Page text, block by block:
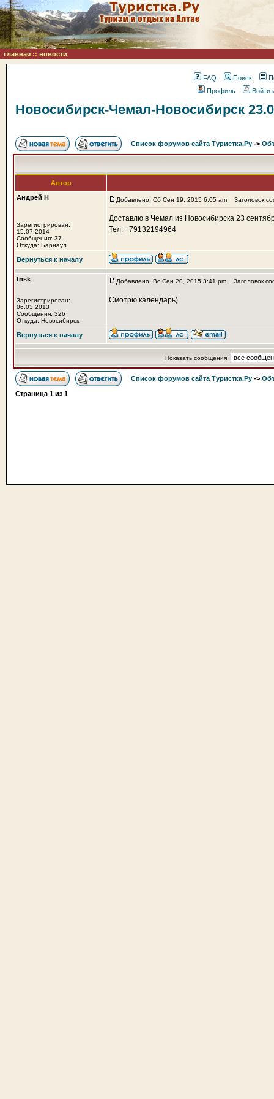
главная :: новости
FAQ Поиск
Профиль
Войти
Новосибирск-Чемал-Новосибирск
Список форумов сайта Туристка.Ру ->
Автор
Андрей Н
Зарегистрирован:
15.07.2014
Сообщения: 37
Откуда: Барнаул
Добавлено: Сб Сен 19, 2015 6:05 am Заголовок
Доставлю в Чемал из Новосибирска 23
Тел. +79132194964
Вернуться к началу
fnsk
Зарегистрирован:
06.03.2013
Сообщения: 326
Откуда: Новосибирск
Добавлено: Вс Сен 20, 2015 3:41 pm Заголовок
Смотрю календарь)
Вернуться к началу
Показать сообщения:
Список форумов сайта Туристка.Ру ->
Страница 1 из 1